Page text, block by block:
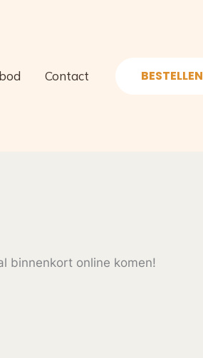
Contact BESTELLEN
binnenkort online komen!